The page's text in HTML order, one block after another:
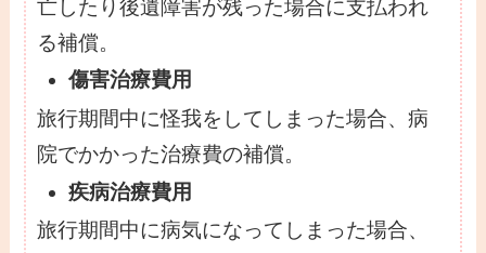
亡したり後遺障害が残った場合に支払われ
る補償。
傷害治療費用
旅行期間中に怪我をしてしまった場合、病
院でかかった治療費の補償。
疾病治療費用
旅行期間中に病気になってしまった場合、